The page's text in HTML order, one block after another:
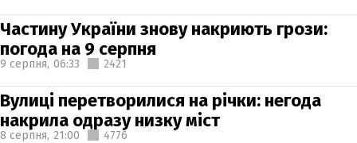
Частину України знову накриють грози:
погода на 9 серпня
9 серпня, 06:33 2421
Вулиці перетворилися на річки: негода
накрила одразу низку міст
8 серпня, 21:00 4776